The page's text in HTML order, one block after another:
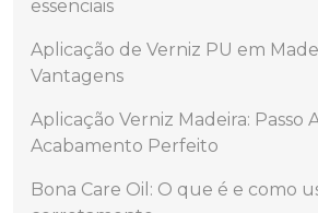
essenciais
Aplicação de Verniz PU em
Vantagens
Aplicação Verniz Madeira: Passo
Acabamento Perfeito
Bona Care Oil: O que é e como